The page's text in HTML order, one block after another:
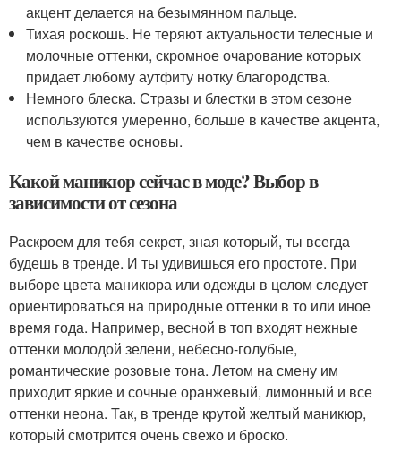
акцент делается на безымянном пальце.
Тихая роскошь. Не теряют актуальности телесные и
молочные оттенки, скромное очарование которых
придает любому аутфиту нотку благородства.
Немного блеска. Стразы и блестки в этом сезоне
используются умеренно, больше в качестве акцента,
чем в качестве основы.
Какой маникюр сейчас в моде? Выбор в
зависимости от сезона
Раскроем для тебя секрет, зная который, ты всегда
будешь в тренде. И ты удивишься его простоте. При
выборе цвета маникюра или одежды в целом следует
ориентироваться на природные оттенки в то или иное
время года. Например, весной в топ входят нежные
оттенки молодой зелени, небесно-голубые,
романтические розовые тона. Летом на смену им
приходит яркие и сочные оранжевый, лимонный и все
оттенки неона. Так, в тренде крутой желтый маникюр,
который смотрится очень свежо и броско.